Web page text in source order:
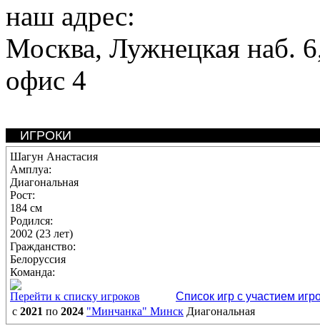
наш адрес:
Москва, Лужнецкая наб.
офис 4
ИГРОКИ
Шагун Анастасия
Амплуа:
Диагональная
Рост:
184 см
Родился:
2002 (23 лет)
Гражданство:
Белоруссия
Команда:
Перейти к списку игроков
Список игр с участием
с 2021 по 2024 "Минчанка" Минск Диагональная